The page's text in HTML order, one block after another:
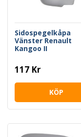
Sidospegelkåpa
Vänster Renault
Kangoo II
117 Kr
KÖP